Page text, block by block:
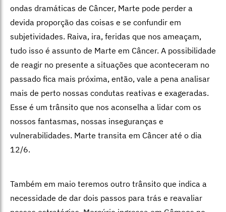
ondas dramáticas de Câncer, Marte pode perder a
devida proporção das coisas e se confundir em
subjetividades. Raiva, ira, feridas que nos ameaçam,
tudo isso é assunto de Marte em Câncer. A possibilidade
de reagir no presente a situações que aconteceram no
passado fica mais próxima, então, vale a pena analisar
mais de perto nossas condutas reativas e exageradas.
Esse é um trânsito que nos aconselha a lidar com os
nossos fantasmas, nossas inseguranças e
vulnerabilidades. Marte transita em Câncer até o dia
12/6.
Também em maio teremos outro trânsito que indica a
necessidade de dar dois passos para trás e reavaliar